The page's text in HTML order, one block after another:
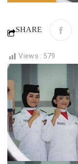
SHARE
Views : 579